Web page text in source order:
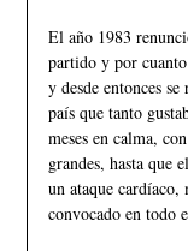
El año 1983
partido y por
y desde entonces
país que tanto
meses en calma,
grandes, hasta que
un ataque cardíaco,
convocado en todo